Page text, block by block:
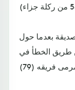
بعدما حول
طريق الخطأ في